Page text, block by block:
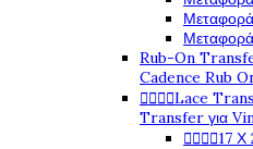
Rub-On
Cadence Rub
Lace
Transfer για
17